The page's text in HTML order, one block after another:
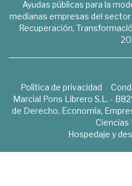
Ayudas públicas para la
medianas empresas del sector
Recuperación,
Política de privacidad
Marcial Pons Librero S.L. -
de Derecho, Economía,
Ciencias
Hospedaje y